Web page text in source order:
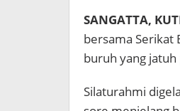
SANGATTA,
bersama Serikat
buruh yang jatuh
Silaturahmi